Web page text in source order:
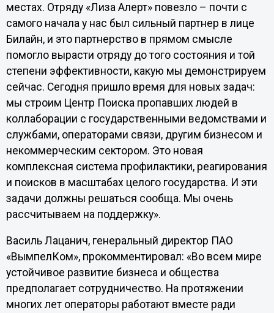
местах. Отряду «Лиза Алерт» повезло – почти с
самого начала у нас был сильный партнер в лице
Билайн, и это партнерство в прямом смысле
помогло вырасти отряду до того состояния и той
степени эффективности, какую мы демонстрируем
сейчас. Сегодня пришло время для новых задач:
мы строим Центр Поиска пропавших людей в
коллаборации с государственными ведомствами и
службами, операторами связи, другим бизнесом и
некоммерческим сектором. Это новая
комплексная система профилактики, реагирования
и поисков в масштабах целого государства. И эти
задачи должны решаться сообща. Мы очень
рассчитываем на поддержку».
Василь Лацанич, генеральный директор ПАО
«ВымпелКом», прокомментировал: «Во всем мире
устойчивое развитие бизнеса и общества
предполагает сотрудничество. На протяжении
многих лет операторы работают вместе ради